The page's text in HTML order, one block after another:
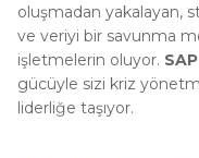
oluşmadan yakalayan,
ve veriyi bir savunma
işletmelerin oluyor.
gücüyle sizi kriz
liderliğe taşıyor.